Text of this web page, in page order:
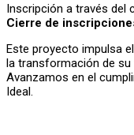
Inscripción a través del
Cierre de
Este proyecto impulsa
la transformación de su
Avanzamos en el
Ideal.